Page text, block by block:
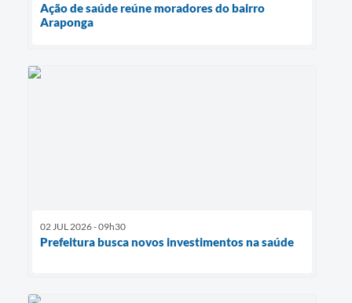
Ação de saúde reúne moradores do bairro
Araponga
02 JUL 2026 - 09h30
Prefeitura busca novos investimentos na saúde